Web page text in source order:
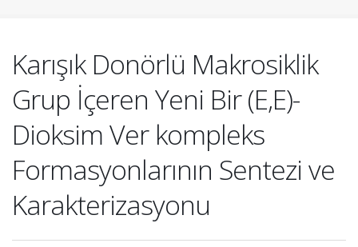
Karışık Donörlü Makrosiklik
Grup İçeren Yeni Bir (E,E)-
Dioksim Ver kompleks
Formasyonlarının Sentezi ve
Karakterizasyonu